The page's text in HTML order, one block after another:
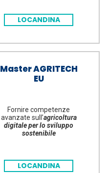
LOCANDINA
Master AGRITECH
EU
Fornire competenze
avanzate sull’agricoltura
digitale per lo sviluppo
sostenibile
LOCANDINA